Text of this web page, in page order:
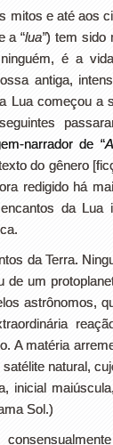
mitos e até aos
a “lua”) tem sido
é a
antiga,
Lua começou a
narrador de “
do gênero
redigido há
da Lua
da Terra.
um
astrônomos,
A matéria
natural,
inicial
Sol.)